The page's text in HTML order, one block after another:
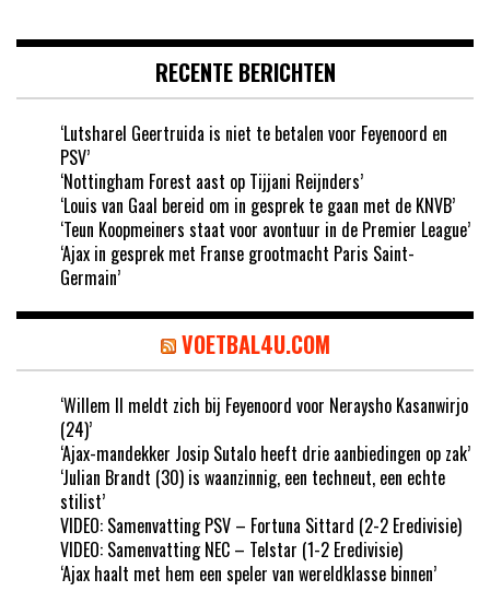
RECENTE BERICHTEN
‘Lutsharel Geertruida is niet te betalen voor Feyenoord en
PSV’
‘Nottingham Forest aast op Tijjani Reijnders’
‘Louis van Gaal bereid om in gesprek te gaan met de KNVB’
‘Teun Koopmeiners staat voor avontuur in de Premier League’
‘Ajax in gesprek met Franse grootmacht Paris Saint-
Germain’
VOETBAL4U.COM
‘Willem II meldt zich bij Feyenoord voor Neraysho Kasanwirjo
(24)’
‘Ajax-mandekker Josip Sutalo heeft drie aanbiedingen op zak’
‘Julian Brandt (30) is waanzinnig, een techneut, een echte
stilist’
VIDEO: Samenvatting PSV – Fortuna Sittard (2-2 Eredivisie)
VIDEO: Samenvatting NEC – Telstar (1-2 Eredivisie)
‘Ajax haalt met hem een speler van wereldklasse binnen’